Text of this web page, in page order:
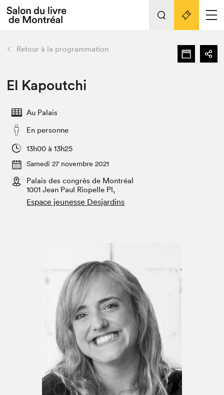
Espace médias
Espace exposant⋅e⋅s
Tout sur l'édition 2022
Actualités
Vidéos et Balados
Club de lecture Braindate
retour Nos activités
Édition 2022
Planifier sa visite
Projets partenaires 2022
Archives
Liens pratiques
Retour à la programmation
El Kapoutchi
Au Palais
En personne
13h00 à 13h25
Samedi 27 novembre 2021
Palais des congrès de Montréal
1001 Jean Paul Riopelle Pl,
Espace jeunesse Desjardins